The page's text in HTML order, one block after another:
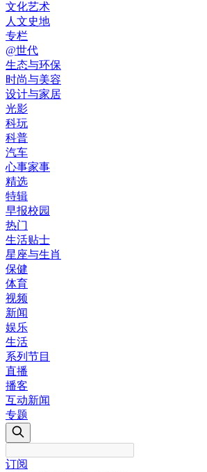
文化艺术
人文史地
专栏
@世代
生态与环保
时尚与美容
设计与家居
光影
科玩
科普
汽车
心事家事
精选
特辑
早报校园
热门
生活贴士
星座与生肖
保健
体育
视频
新闻
娱乐
生活
系列节目
直播
播客
互动新闻
专题
订阅